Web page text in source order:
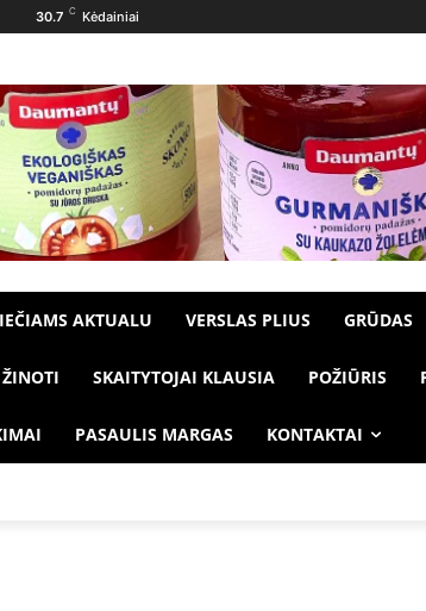
30.7 C Kėdainiai
AKTUALU VERSLAS PLIUS GRŪDAS
SKAITYTOJAI KLAUSIA POŽIŪRIS
PASAULIS MARGAS KONTAKTAI